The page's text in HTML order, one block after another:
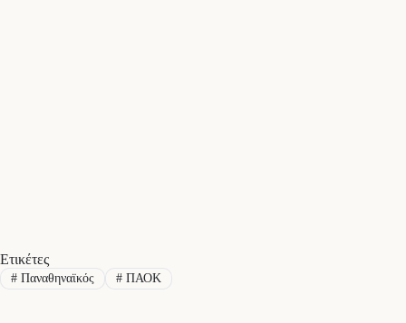
Ετικέτες
#Παναθηναϊκός #ΠΑΟΚ